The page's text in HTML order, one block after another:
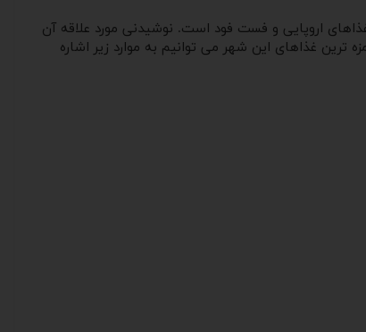
اروپایی و فست فود است. نوشیدنی مورد علاقه آن
غذاهای این شهر می توانیم به موارد زیر اشاره